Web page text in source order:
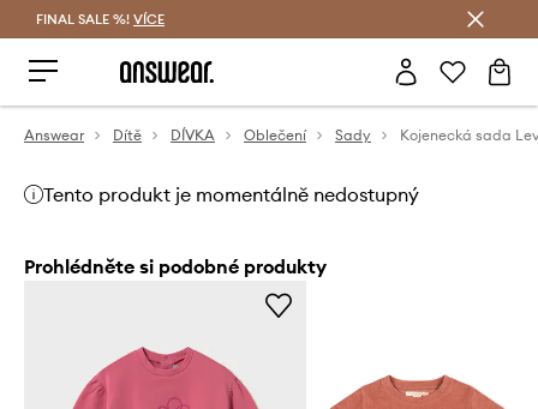
FINAL SALE %! VÍCE
Answear Dítě DÍVKA Oblečení Sady
Tento produkt je momentálně nedostupný
Prohlédněte si podobné produkty